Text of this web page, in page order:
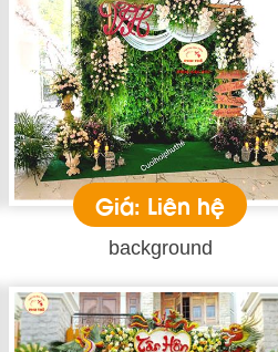
Giá: Liên hệ
background